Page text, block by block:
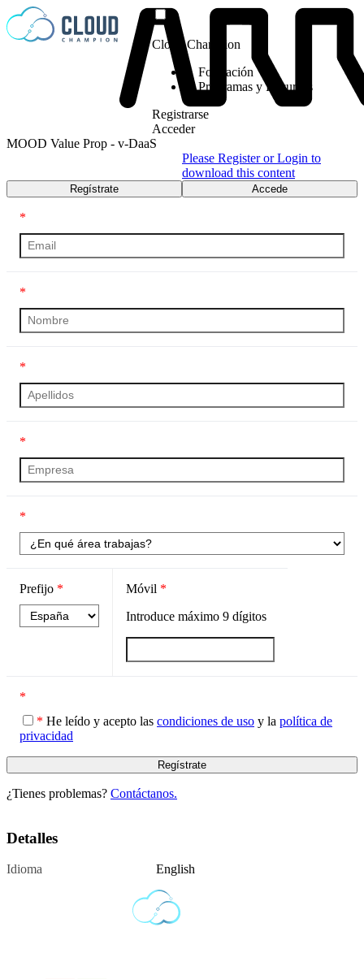
Saltar al contenido
Cloud Champion
Formación
Programas y Recursos
Registrarse
Acceder
MOOD Value Prop - v-DaaS
Please Register or Login to
download this content
Regístrate Accede
*
*
*
*
*
Prefijo * Móvil *
Introduce máximo 9dígitos
*
* He leído y acepto las condiciones de uso y la política de
privacidad
¿Tienes problemas? Contáctanos.
Detalles
Idioma English